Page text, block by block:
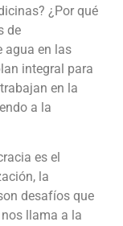
¿Por qué
de
agua en las
integral para
en la
a la
es el
la
desafíos que
llama a la